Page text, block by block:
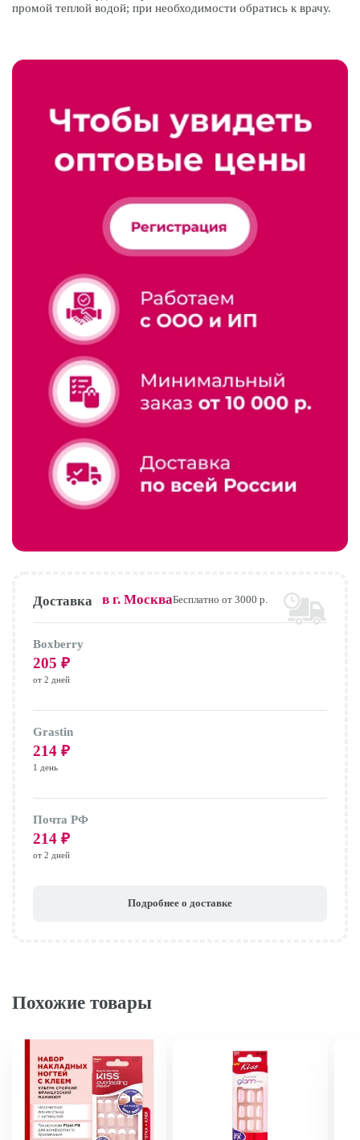
промой теплой водой; при необходимости обратись к врачу.
Доставка в г. МоскваБесплатно от 3000 р.
Boxberry
205 ₽
от 2 дней
Grastin
214 ₽
1 день
Почта РФ
214 ₽
от 2 дней
Подробнее о доставке
Похожие товары